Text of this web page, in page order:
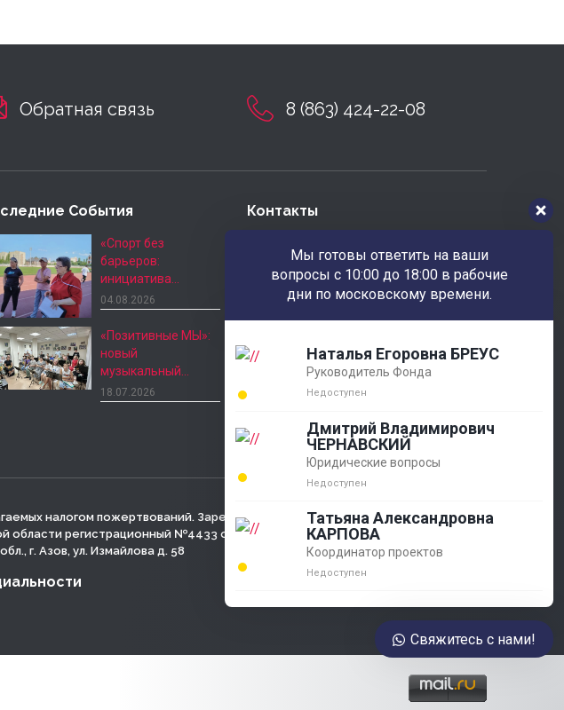
Обратная связь 8 (863) 424-22-08
События
«Спорт без
барьеров:
инициатива…
04.08.2026
«Позитивные МЫ»:
новый
музыкальный…
18.07.2026
Контакты
РОССИЯ 346780 Ростовская обл.
г.Азов ул.Московская, 23
Пн. - Пт.: 10:00 - 18:00
8 (863) 424-22-08
agobfpdi@mail.ru
налогом пожертвований. Зарегистрирован
регистрационный №4433 от 05.03.2001г.,
г. Азов, ул. Измайлова д. 58
Мы готовы ответить на ваши
вопросы с 10:00 до 18:00 в рабочие
дни по московскому времени.
Наталья Егоровна БРЕУС
Руководитель Фонда
Недоступен
Дмитрий Владимирович
ЧЕРНАВСКИЙ
Юридические вопросы
Недоступен
Татьяна Александровна
КАРПОВА
Координатор проектов
Недоступен
Свяжитесь с нами!